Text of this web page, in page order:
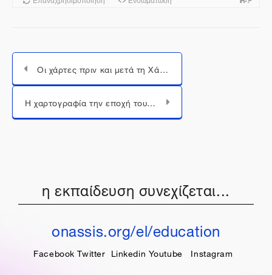
Οι χάρτες πριν και μετά τη Χάρτα του Ρήγα
Μεταπήδηση σε...
Η χαρτογραφία την εποχή του εθνικισμού (βίντεο)
η εκπαίδευση συνεχίζεται...
onassis.org/el/education
Facebook Twitter Linkedin Youtube Instagram